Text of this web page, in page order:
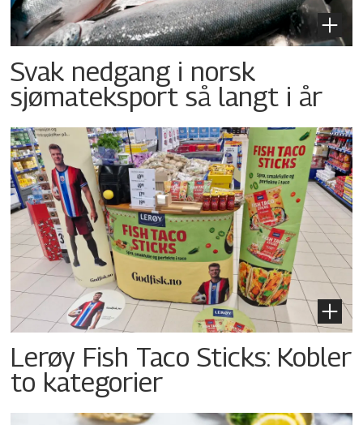
Svak nedgang i norsk
sjømateksport så langt i år
Lerøy Fish Taco Sticks: Kobler
to kategorier